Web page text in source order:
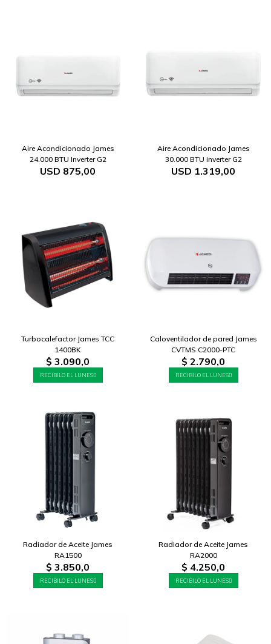
Aire Acondicionado James
24.000 BTU Inverter G2
USD 875,00
Aire Acondicionado James
30.000 BTU inverter G2
USD 1.319,00
Turbocalefactor James TCC
1400BK
$ 3.090,0
RECIBILO EL LUNES
Caloventilador de pared James
CVTMS C2000-PTC
$ 2.790,0
RECIBILO EL LUNES
Radiador de Aceite James
RA1500
$ 3.850,0
RECIBILO EL LUNES
Radiador de Aceite James
RA2000
$ 4.250,0
RECIBILO EL LUNES